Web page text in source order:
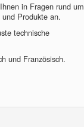
in Fragen rund um
Produkte an.
technische
und Französisch.